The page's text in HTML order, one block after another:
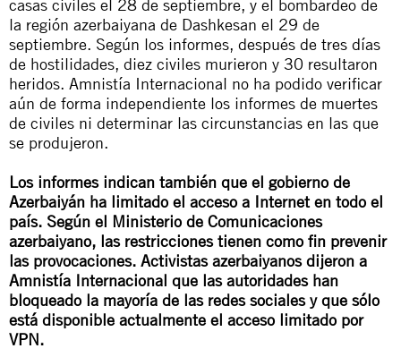
casas civiles el 28 de septiembre, y el bombardeo de
la región azerbaiyana de Dashkesan el 29 de
septiembre. Según los informes, después de tres días
de hostilidades, diez civiles murieron y 30 resultaron
heridos. Amnistía Internacional no ha podido verificar
aún de forma independiente los informes de muertes
de civiles ni determinar las circunstancias en las que
se produjeron.
Los informes indican también que el gobierno de
Azerbaiyán ha limitado el acceso a Internet en todo el
país. Según el Ministerio de Comunicaciones
azerbaiyano, las restricciones tienen como fin prevenir
las provocaciones. Activistas azerbaiyanos dijeron a
Amnistía Internacional que las autoridades han
bloqueado la mayoría de las redes sociales y que sólo
está disponible actualmente el acceso limitado por
VPN.